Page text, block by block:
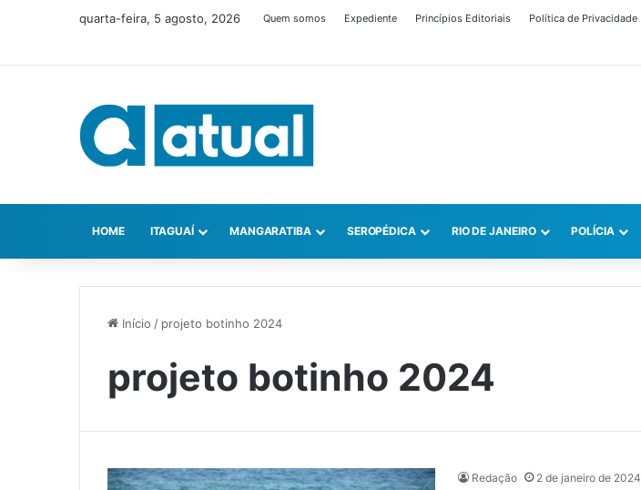
quarta-feira, 5 agosto, 2026 Quem somos Expediente Princípios Editoriais Política de Privacidade
HOME ITAGUAÍ MANGARATIBA SEROPÉDICA RIO DE JANEIRO POLÍCIA
Início / projeto botinho 2024
projeto botinho 2024
Redação 2 de janeiro de 2024